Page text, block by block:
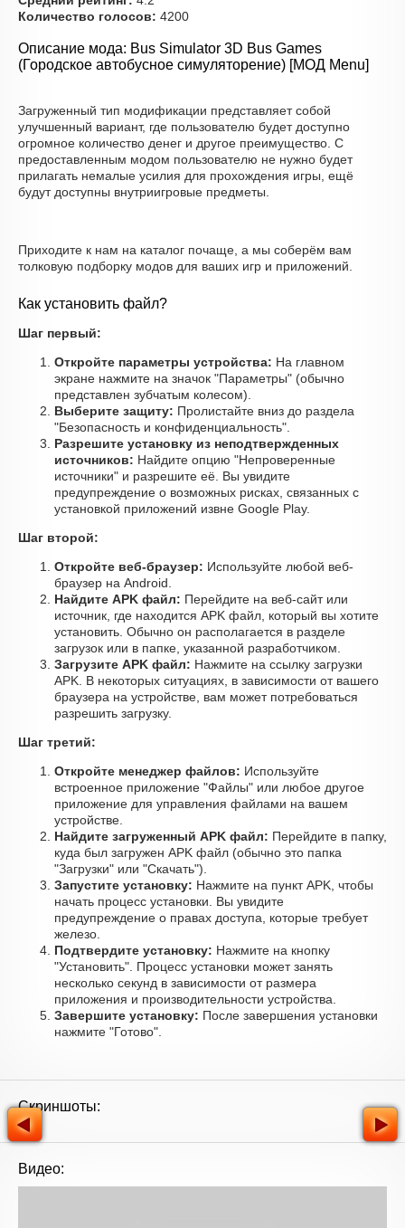
Количество голосов: 4200
Описание мода: Bus Simulator 3D Bus Games
(Городское автобусное симуляторение) [МОД Menu]
Загруженный тип модификации представляет собой
улучшенный вариант, где пользователю будет доступно
огромное количество денег и другое преимущество. С
предоставленным модом пользователю не нужно будет
прилагать немалые усилия для прохождения игры, ещё
будут доступны внутриигровые предметы.
Приходите к нам на каталог почаще, а мы соберём вам
толковую подборку модов для ваших игр и приложений.
Как установить файл?
Шаг первый:
Откройте параметры устройства: На главном
экране нажмите на значок "Параметры" (обычно
представлен зубчатым колесом).
Выберите защиту: Пролистайте вниз до раздела
"Безопасность и конфиденциальность".
Разрешите установку из неподтвержденных
источников: Найдите опцию "Непроверенные
источники" и разрешите её. Вы увидите
предупреждение о возможных рисках, связанных с
установкой приложений извне Google Play.
Шаг второй:
Откройте веб-браузер: Используйте любой веб-
браузер на Android.
Найдите APK файл: Перейдите на веб-сайт или
источник, где находится APK файл, который вы хотите
установить. Обычно он располагается в разделе
загрузок или в папке, указанной разработчиком.
Загрузите APK файл: Нажмите на ссылку загрузки
APK. В некоторых ситуациях, в зависимости от вашего
браузера на устройстве, вам может потребоваться
разрешить загрузку.
Шаг третий:
Откройте менеджер файлов: Используйте
встроенное приложение "Файлы" или любое другое
приложение для управления файлами на вашем
устройстве.
Найдите загруженный APK файл: Перейдите в папку,
куда был загружен APK файл (обычно это папка
"Загрузки" или "Скачать").
Запустите установку: Нажмите на пункт APK, чтобы
начать процесс установки. Вы увидите
предупреждение о правах доступа, которые требует
железо.
Подтвердите установку: Нажмите на кнопку
"Установить". Процесс установки может занять
несколько секунд в зависимости от размера
приложения и производительности устройства.
Завершите установку: После завершения установки
нажмите "Готово".
Скриншоты:
Видео: